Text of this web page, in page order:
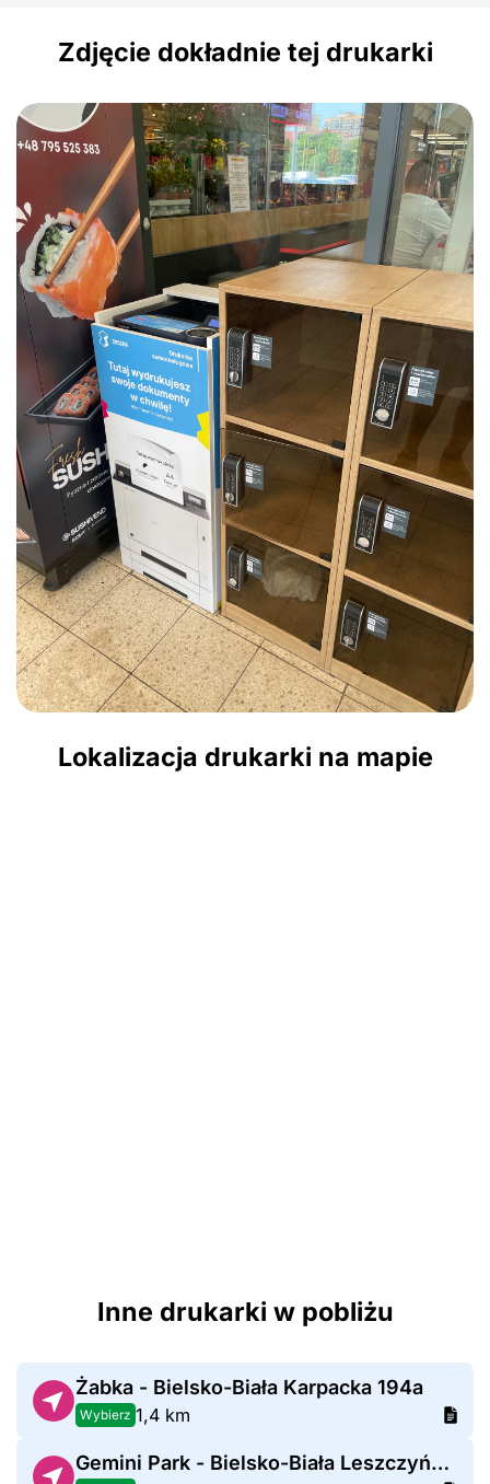
Zdjęcie dokładnie tej drukarki
Lokalizacja drukarki na mapie
Inne drukarki w pobliżu
Żabka - Bielsko-Biała Karpacka 194a
Wybierz 1,4 km
Gemini Park - Bielsko-Biała Leszczyńska